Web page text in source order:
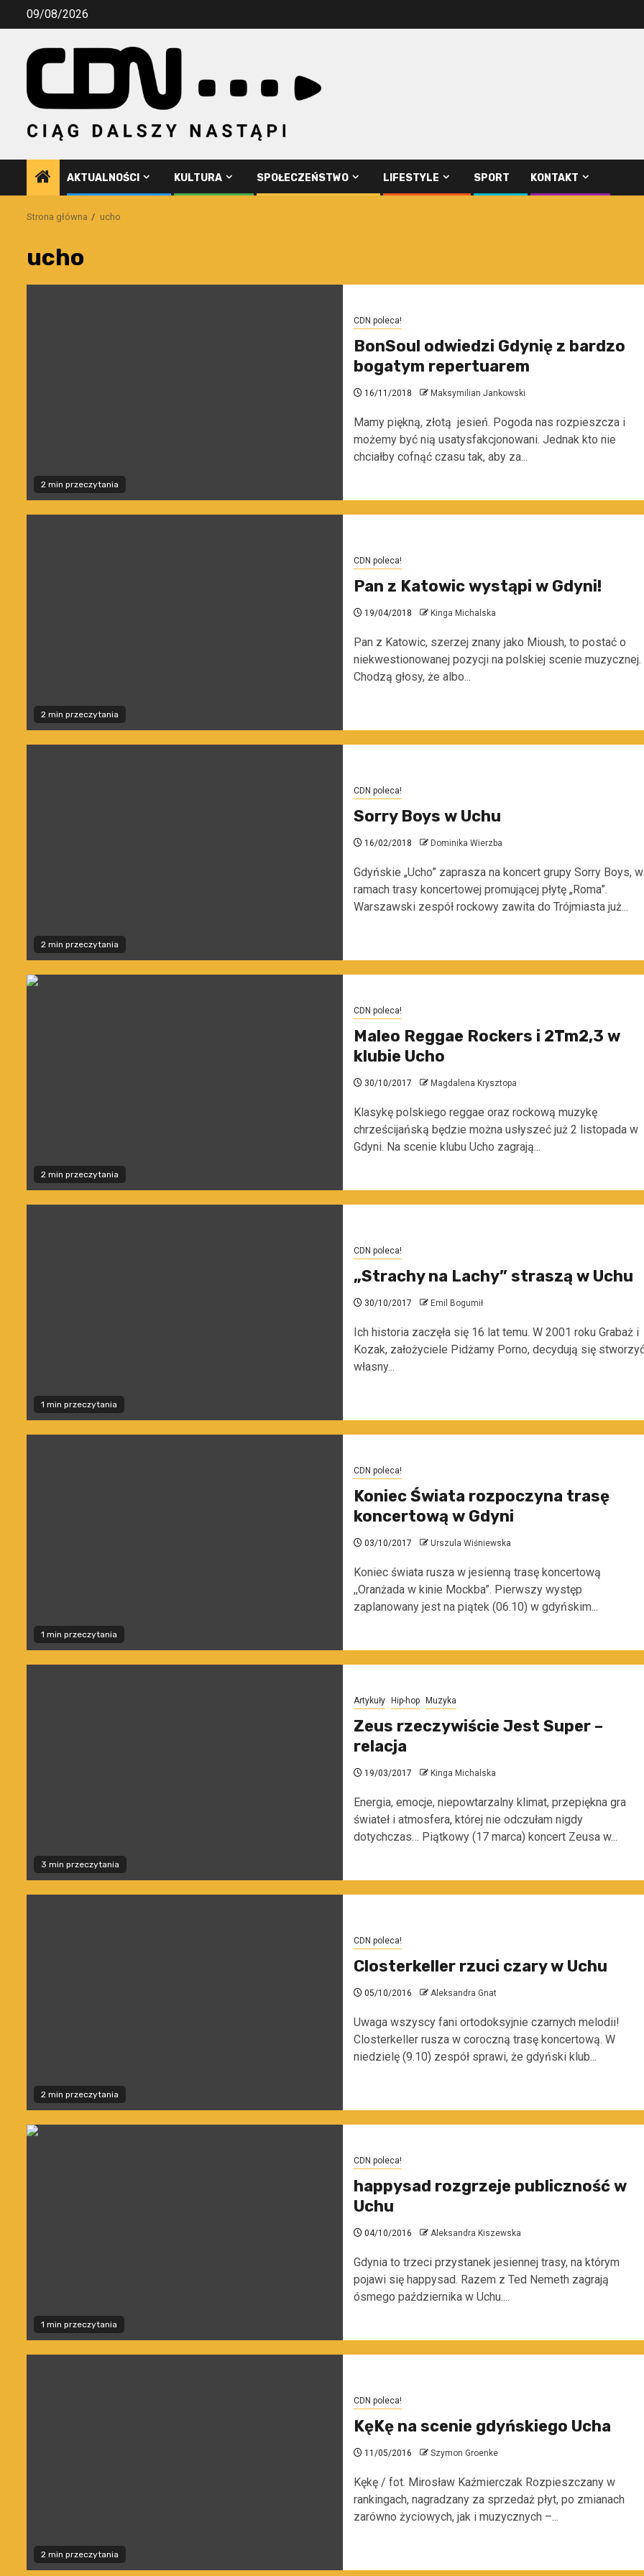
Przejdź09/08/2026
AKTUALNOŚCI KULTURA SPOŁECZEŃSTWO LIFESTYLE SPORT KONTAKT
Strona główna ucho
ucho
2 min przeczytania
CDN poleca!
BonSoul odwiedzi Gdynię z bardzo
bogatym repertuarem
16/11/2018 Maksymilian Jankowski
Mamy piękną, złotą jesień. Pogoda nas rozpieszcza i
możemy być nią usatysfakcjonowani. Jednak kto nie
chciałby cofnąć czasu tak, aby za...
2 min przeczytania
CDN poleca!
Pan z Katowic wystąpi w Gdyni!
19/04/2018 Kinga Michalska
Pan z Katowic, szerzej znany jako Mioush, to postać o
niekwestionowanej pozycji na polskiej scenie muzycznej.
Chodzą głosy, że albo...
2 min przeczytania
CDN poleca!
Sorry Boys w Uchu
16/02/2018 Dominika Wierzba
Gdyńskie „Ucho” zaprasza na koncert grupy Sorry Boys, w
ramach trasy koncertowej promującej płytę „Roma”.
Warszawski zespół rockowy zawita do Trójmiasta już...
2 min przeczytania
CDN poleca!
Maleo Reggae Rockers i 2Tm2,3 w
klubie Ucho
30/10/2017 Magdalena Krysztopa
Klasykę polskiego reggae oraz rockową muzykę
chrześcijańską będzie można usłyszeć już 2 listopada w
Gdyni. Na scenie klubu Ucho zagrają...
1 min przeczytania
CDN poleca!
„Strachy na Lachy” straszą w Uchu
30/10/2017 Emil Bogumił
Ich historia zaczęła się 16 lat temu. W 2001 roku Grabaż i
Kozak, założyciele Pidżamy Porno, decydują się
własny...
1 min przeczytania
CDN poleca!
Koniec Świata rozpoczyna trasę
koncertową w Gdyni
03/10/2017 Urszula Wiśniewska
Koniec świata rusza w jesienną trasę koncertową
,,Oranżada w kinie Mockba”. Pierwszy występ
zaplanowany jest na piątek (06.10) w gdyńskim...
3 min przeczytania
Artykuły Hip-hop Muzyka
Zeus rzeczywiście Jest Super –
relacja
19/03/2017 Kinga Michalska
Energia, emocje, niepowtarzalny klimat, przepiękna gra
świateł i atmosfera, której nie odczułam nigdy
dotychczas… Piątkowy (17 marca) koncert Zeusa w...
2 min przeczytania
CDN poleca!
Closterkeller rzuci czary w Uchu
05/10/2016 Aleksandra Gnat
Uwaga wszyscy fani ortodoksyjnie czarnych melodii!
Closterkeller rusza w coroczną trasę koncertową. W
niedzielę (9.10) zespół sprawi, że gdyński klub...
1 min przeczytania
CDN poleca!
happysad rozgrzeje publiczność w
Uchu
04/10/2016 Aleksandra Kiszewska
Gdynia to trzeci przystanek jesiennej trasy, na którym
pojawi się happysad. Razem z Ted Nemeth zagrają
ósmego października w Uchu....
2 min przeczytania
CDN poleca!
KęKę na scenie gdyńskiego Ucha
11/05/2016 Szymon Groenke
Kękę / fot. Mirosław Kaźmierczak Rozpieszczany w
rankingach, nagradzany za sprzedaż płyt, po zmianach
zarówno życiowych, jak i muzycznych –...